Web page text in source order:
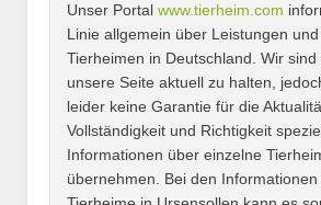
Name*
E-Mail*
Unser Portal www.tierheim.com
Linie allgemein über Leistungen
Tierheimen in Deutschland. Wir
unsere Seite aktuell zu halten,
leider keine Garantie für die
Vollständigkeit und Richtigkeit
Informationen über einzelne
übernehmen. Bei den